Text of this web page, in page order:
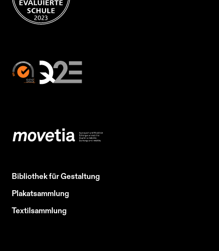
Bibliothek für Gestaltung
Plakatsammlung
Textilsammlung